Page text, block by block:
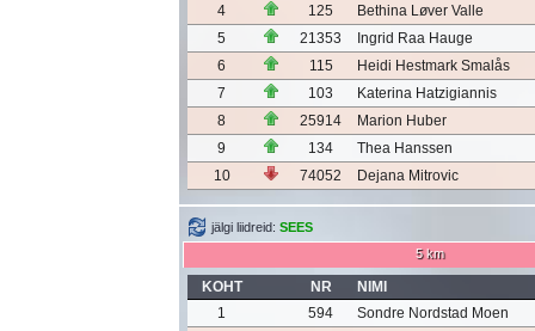
4
125
Bethina Løver Valle
5
21353
Ingrid Raa Hauge
6
115
Heidi Hestmark Smalås
7
103
Katerina Hatzigiannis
8
25914
Marion Huber
9
134
Thea Hanssen
10
74052 Dejana Mitrovic
jälgi liidreid: SEES
5 km
KOHT NR
NIMI
1
594
Sondre Nordstad Moen